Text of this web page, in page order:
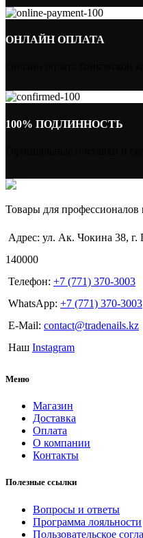
ОНЛАЙН ОПЛАТА
100% ПОДЛИННОСТЬ
Товары для профессионалов
Адрес: ул. Ак. Чокина 38, г.
140000
Телефон: +7 (771) 370-3003
WhatsApp: +7 (771) 370-3003
E-Mail: contact@tradenails.kz
Наш Instagram
Меню
Магазин
Доставка
Оплата
О компании
Контакты
Полезные ссылки
Вопросы и ответы
Программа лояльности
Пользовательское